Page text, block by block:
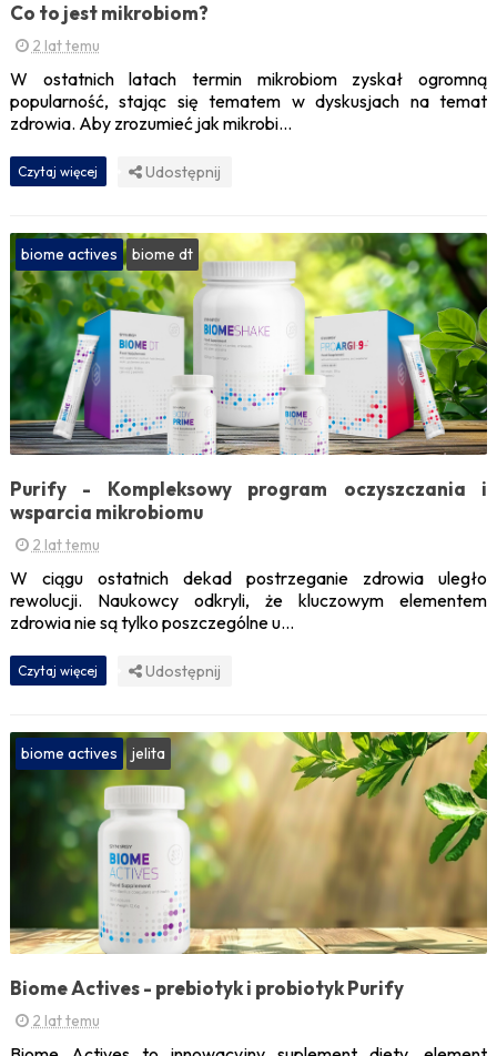
Co to jest mikrobiom?
2 lat temu
W ostatnich latach termin mikrobiom zyskał ogromną
popularność, stając się tematem w dyskusjach na temat
zdrowia. Aby zrozumieć jak mikrobi...
Czytaj więcej Udostępnij
biome actives biome dt
Purify - Kompleksowy program oczyszczania i
wsparcia mikrobiomu
2 lat temu
W ciągu ostatnich dekad postrzeganie zdrowia uległo
rewolucji. Naukowcy odkryli, że kluczowym elementem
zdrowia nie są tylko poszczególne u...
Czytaj więcej Udostępnij
biome actives jelita
Biome Actives - prebiotyk i probiotyk Purify
2 lat temu